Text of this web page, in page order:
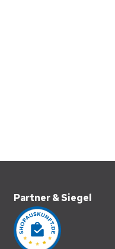
Partner & Siegel